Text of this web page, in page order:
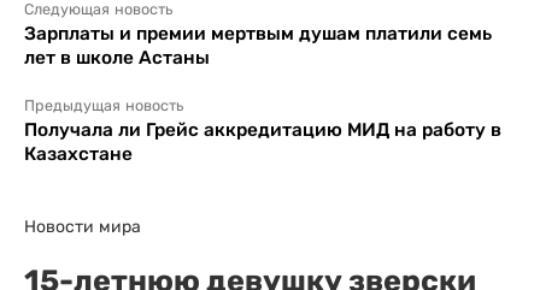
Следующая новость
Зарплаты и премии мертвым душам платили семь
лет в школе Астаны
Предыдущая новость
Получала ли Грейс аккредитацию МИД на работу в
Казахстане
Новости мира
15-летнюю девушку зверски